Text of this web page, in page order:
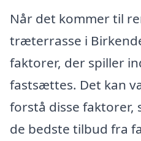
Når det kommer til
træterrasse i
faktorer, der spiller
fastsættes. Det kan
forstå disse faktorer,
de bedste tilbud fra